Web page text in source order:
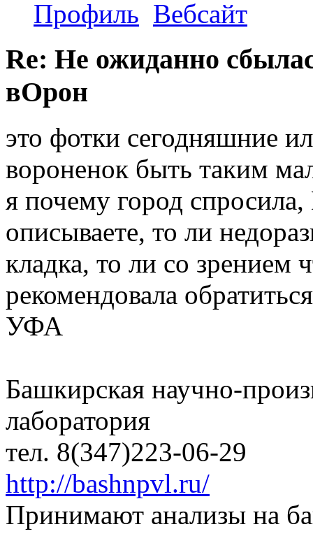
Профиль Вебсайт
Re: Не ожиданно
вОрон
это фотки сегодняшние
вороненок быть таким
я почему город
описываете, то ли
кладка, то ли со зрением
рекомендовала
УФА
Башкирская научно-
лаборатория
тел. 8(347)223-06-29
http://bashnpvl.ru/
Принимают анализы на